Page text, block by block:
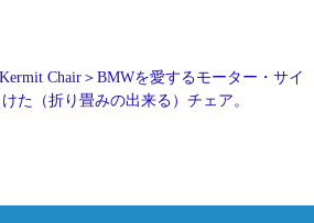
Chair＞BMWを愛するモーター・サイ
た（折り畳みの出来る）チェア。